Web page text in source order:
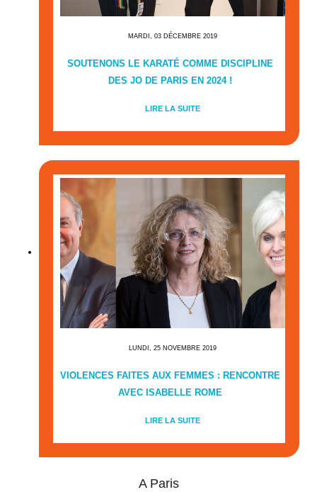
MARDI, 03 DÉCEMBRE 2019
SOUTENONS LE KARATÉ COMME DISCIPLINE
DES JO DE PARIS EN 2024 !
LIRE LA SUITE
LUNDI, 25 NOVEMBRE 2019
VIOLENCES FAITES AUX FEMMES : RENCONTRE
AVEC ISABELLE ROME
LIRE LA SUITE
A Paris